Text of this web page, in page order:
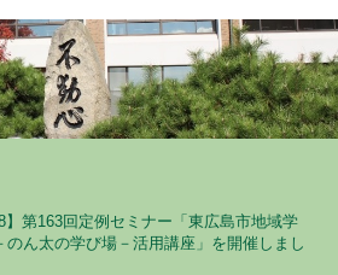
】第163回定例セミナー「東広島市地域学
のん太の学び場－活用講座」を開催しまし